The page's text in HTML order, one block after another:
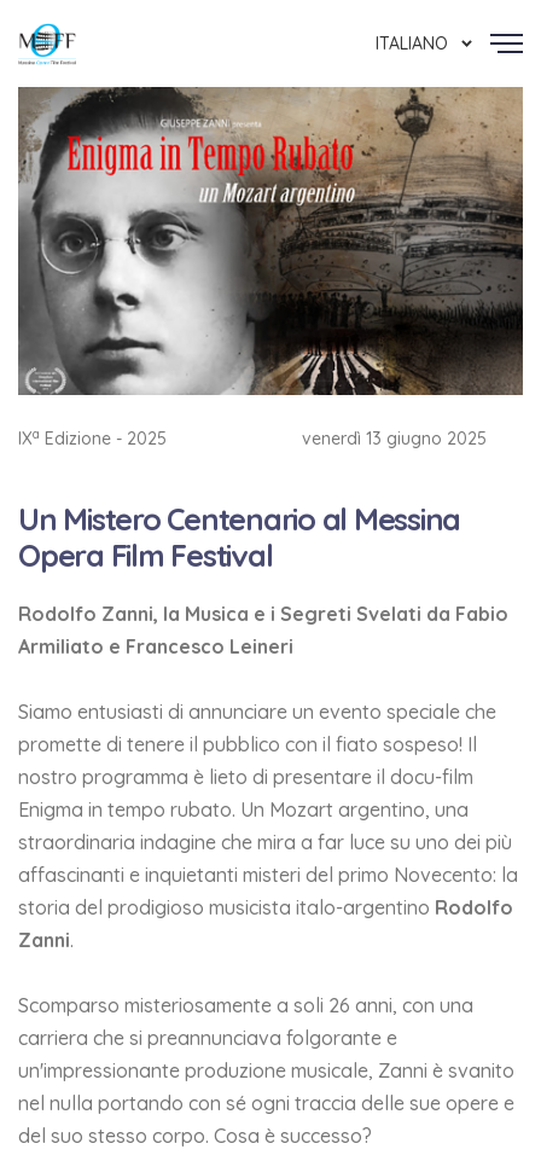
ITALIANO
IXa Edizione - 2025 venerdì 13 giugno 2025
Un Mistero Centenario al Messina
Opera Film Festival
Rodolfo Zanni, la Musica e i Segreti Svelati da Fabio
Armiliato e Francesco Leineri
Siamo entusiasti di annunciare un evento speciale che
promette di tenere il pubblico con il fiato sospeso! Il
nostro programma è lieto di presentare il docu-film
Enigma in tempo rubato. Un Mozart argentino, una
straordinaria indagine che mira a far luce su uno dei più
affascinanti e inquietanti misteri del primo Novecento: la
storia del prodigioso musicista italo-argentino Rodolfo
Zanni.
Scomparso misteriosamente a soli 26 anni, con una
carriera che si preannunciava folgorante e
un'impressionante produzione musicale, Zanni è svanito
nel nulla portando con sé ogni traccia delle sue opere e
del suo stesso corpo. Cosa è successo?